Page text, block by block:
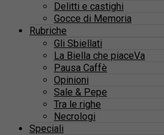
Delitti e castighi
Gocce di Memoria
Rubriche
Gli Sbiellati
La Biella che piaceVa
Pausa Caffè
Opinioni
Sale & Pepe
Tra le righe
Necrologi
Speciali